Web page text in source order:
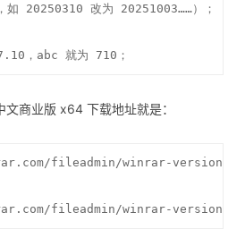
如 20250310 改为 20251003……）；
，abc 就为 710；
商业版 x64 下载地址就是：
fileadmin/winrar-versions/
fileadmin/winrar-versions/